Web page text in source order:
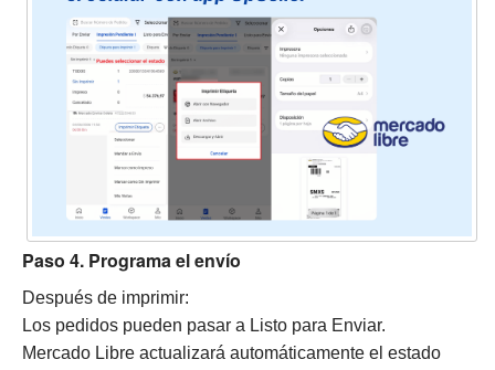
Paso 4. Programa el envío
Después de imprimir:
Los pedidos pueden pasar a Listo para Enviar.
Mercado Libre actualizará automáticamente el estado